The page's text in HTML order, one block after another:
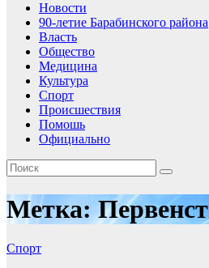
Новости
90-летие Барабинского района
Власть
Общество
Медицина
Культура
Спорт
Происшествия
Помошь
Официально
Метка:
Спорт